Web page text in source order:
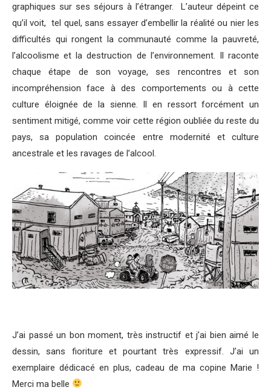
graphiques sur ses séjours à l’étranger. L’auteur dépeint ce
qu’il voit, tel quel, sans essayer d’embellir la réalité ou nier les
difficultés qui rongent la communauté comme la pauvreté,
l’alcoolisme et la destruction de l’environnement. Il raconte
chaque étape de son voyage, ses rencontres et son
incompréhension face à des comportements ou à cette
culture éloignée de la sienne. Il en ressort forcément un
sentiment mitigé, comme voir cette région oubliée du reste du
pays, sa population coincée entre modernité et culture
ancestrale et les ravages de l’alcool.
J’ai passé un bon moment, très instructif et j’ai bien aimé le
dessin, sans fioriture et pourtant très expressif. J’ai un
exemplaire dédicacé en plus, cadeau de ma copine Marie !
Merci ma belle